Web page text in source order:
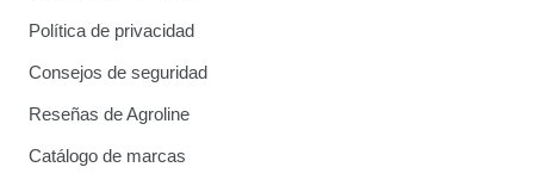
Política de privacidad
Consejos de seguridad
Reseñas de Agroline
Catálogo de marcas